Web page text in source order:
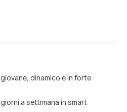
dinamico e in forte
a settimana in smart